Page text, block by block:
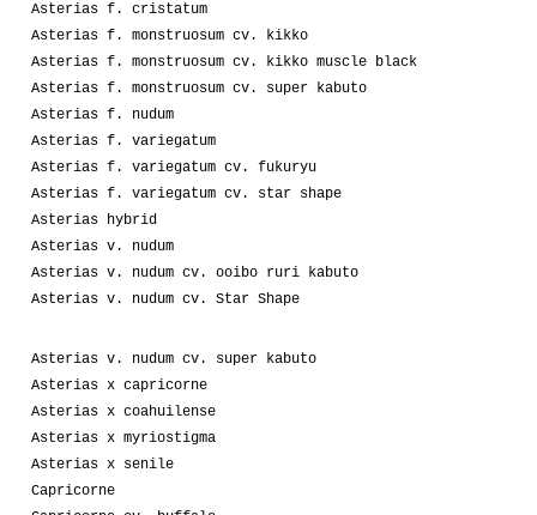
Asterias f. cristatum
Asterias f. monstruosum cv. kikko
Asterias f. monstruosum cv. kikko muscle black
Asterias f. monstruosum cv. super kabuto
Asterias f. nudum
Asterias f. variegatum
Asterias f. variegatum cv. fukuryu
Asterias f. variegatum cv. star shape
Asterias hybrid
Asterias v. nudum
Asterias v. nudum cv. ooibo ruri kabuto
Asterias v. nudum cv. Star Shape
Asterias v. nudum cv. super kabuto
Asterias x capricorne
Asterias x coahuilense
Asterias x myriostigma
Asterias x senile
Capricorne